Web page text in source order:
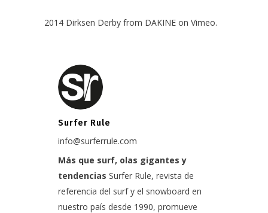
2014 Dirksen Derby from DAKINE on Vimeo.
Surfer Rule
info@surferrule.com
Más que surf, olas gigantes y
tendencias Surfer Rule, revista de
referencia del surf y el snowboard en
nuestro país desde 1990, promueve